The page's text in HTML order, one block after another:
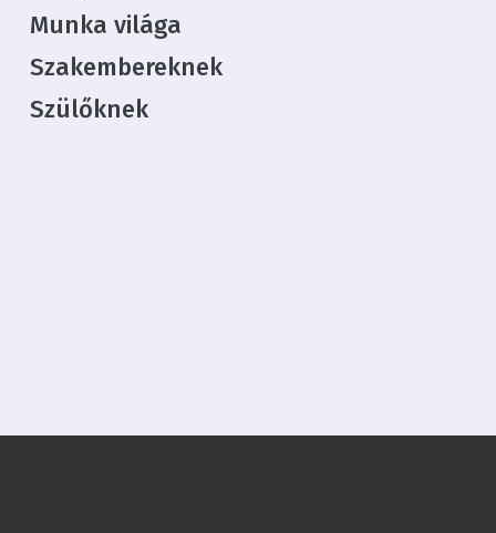
Munka világa
Szakembereknek
Szülőknek